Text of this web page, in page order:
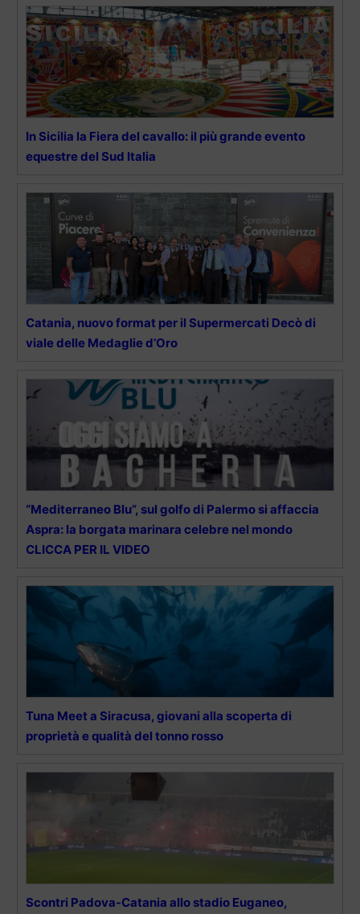
In Sicilia la Fiera del cavallo: il più grande evento
equestre del Sud Italia
Catania, nuovo format per il Supermercati Decò di
viale delle Medaglie d’Oro
“Mediterraneo Blu”, sul golfo di Palermo si affaccia
Aspra: la borgata marinara celebre nel mondo
CLICCA PER IL VIDEO
Tuna Meet a Siracusa, giovani alla scoperta di
proprietà e qualità del tonno rosso
Scontri Padova-Catania allo stadio Euganeo,